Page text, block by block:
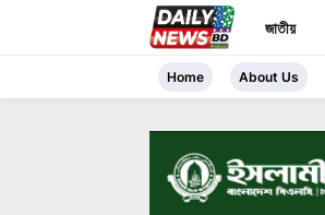
জাতীয়
Home About Us